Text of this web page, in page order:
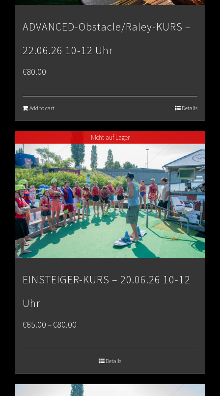
ADVANCED-Obstacle/Raley-KURS –
22.06.26 10-12 Uhr
€80.00
Add to cart Details
Nicht auf Lager
EINSTEIGER-KURS – 20.06.26 10-12
Uhr
€65.00–€80.00
Details